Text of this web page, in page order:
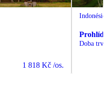
1 818 Kč /os.
Indonésie
Doba